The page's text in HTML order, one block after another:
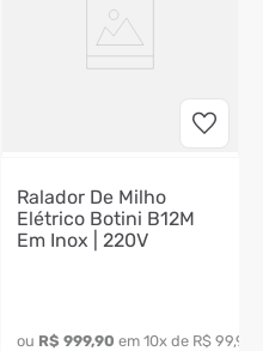
99
Ralador De Milho
Elétrico Botini B12M
Em Inox | 220V
ou R$ 999,90 em 10x de R$ 99,99